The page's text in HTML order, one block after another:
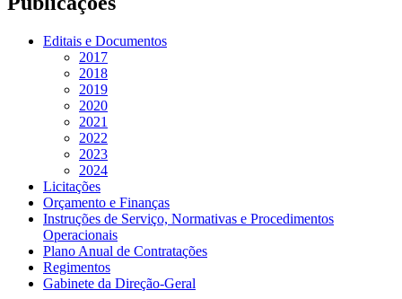
Editais e Documentos
2017
2018
2019
2020
2021
2022
2023
2024
Licitações
Orçamento e Finanças
Instruções de Serviço, Normativas e Procedimentos
Operacionais
Plano Anual de Contratações
Regimentos
Gabinete da Direção-Geral